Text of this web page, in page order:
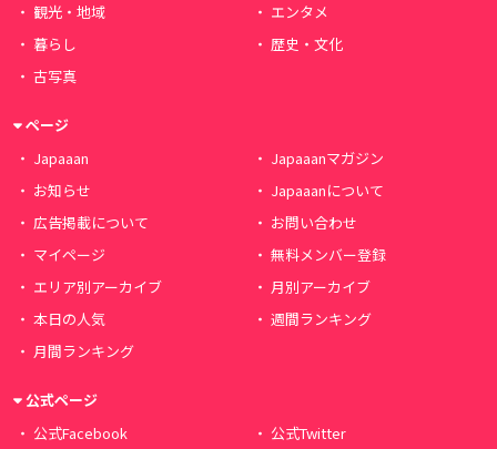
観光・地域
エンタメ
暮らし
歴史・文化
古写真
ページ
Japaaan
Japaaanマガジン
お知らせ
Japaaanについて
広告掲載について
お問い合わせ
マイページ
無料メンバー登録
エリア別アーカイブ
月別アーカイブ
本日の人気
週間ランキング
月間ランキング
公式ページ
公式Facebook
公式Twitter